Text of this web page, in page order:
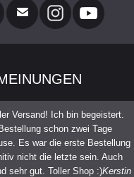
Versand! Ich bin begeistert.
schon zwei Tage
Es war die erste Bestellung
nicht die letzte sein. Auch
sehr gut. Toller Shop :)Kerstin